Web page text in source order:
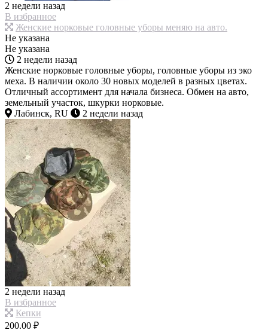
2 недели назад
В избранное
Женские норковые головные уборы меняю на авто.
Не указана
Не указана
2 недели назад
Женские норковые головные уборы, головные уборы из эко
меха. В наличии около 30 новых моделей в разных цветах.
Отличный ассортимент для начала бизнеса. Обмен на авто,
земельный участок, шкурки норковые.
Лабинск, RU
2 недели назад
2 недели назад
В избранное
Кепки
200.00 ₽